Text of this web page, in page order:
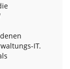
IT.